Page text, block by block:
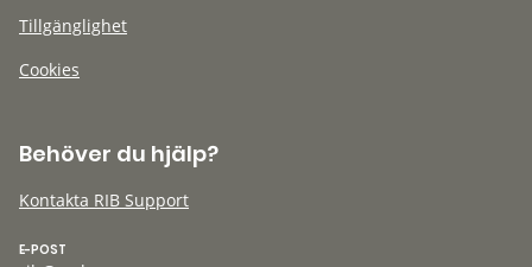
Tillgänglighet
Cookies
Behöver du hjälp?
Kontakta RIB Support
E-POST